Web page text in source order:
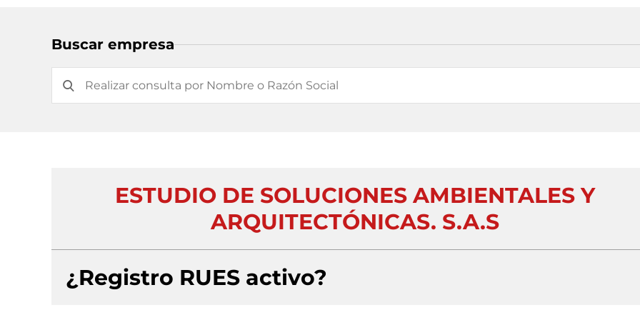
Buscar empresa
ESTUDIO DE SOLUCIONES AMBIENTALES Y
ARQUITECTÓNICAS. S.A.S
¿Registro RUES activo?